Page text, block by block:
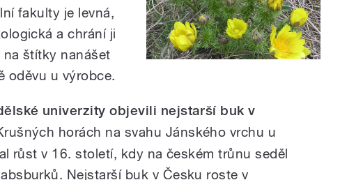
fakulty je levná,
a chrání ji
na štítky nanášet
oděvu u výrobce.
univerzity objevili nejstarší buk v
horách na svahu Jánského vrchu u
růst v 16. století, kdy na českém trůnu seděl
Nejstarší buk v Česku roste v